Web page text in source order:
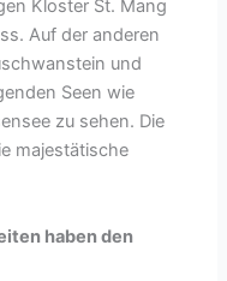
Kloster St. Mang
Auf der anderen
und
Seen wie
zu sehen. Die
majestätische
haben den